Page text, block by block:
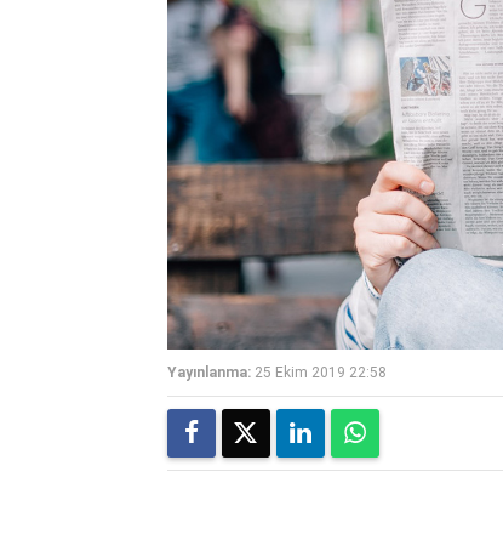
Yayınlanma: 25 Ekim 2019 22:58